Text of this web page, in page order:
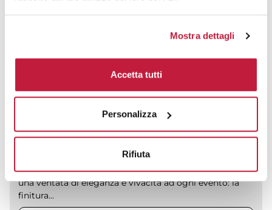
Mostra dettagli
Accetta tutti
Personalizza
Rifiuta
Palloncini classici 27 cm colori metallizzati portano
una ventata di eleganza e vivacità ad ogni evento: la
finitura...